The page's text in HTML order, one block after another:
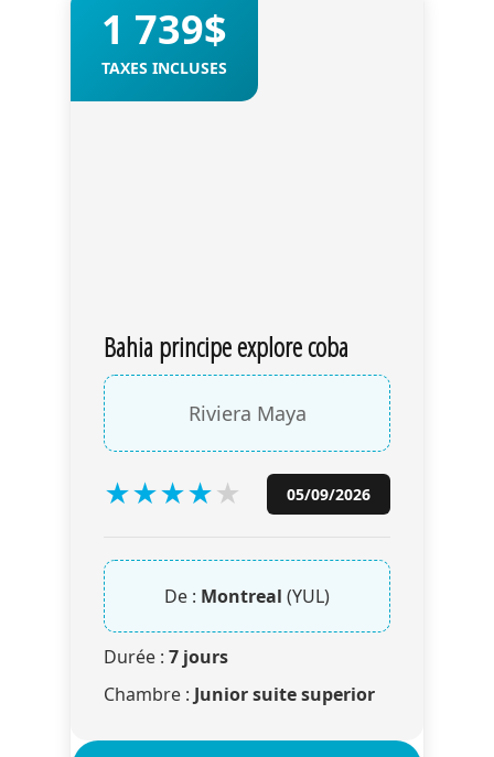
1 739$
TAXES INCLUSES
Bahia principe explore coba
Riviera Maya
★★★★★ 05/09/2026
De : Montreal (YUL)
Durée : 7 jours
Chambre : Junior suite superior